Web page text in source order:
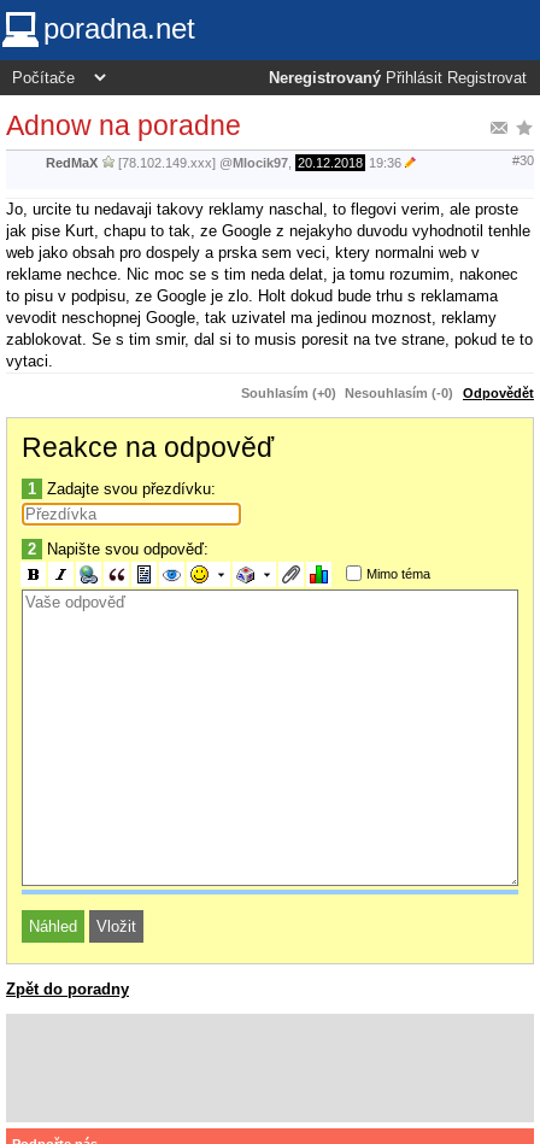
poradna.net
Neregistrovaný Přihlásit Registrovat
Adnow na poradne
RedMaX [78.102.149.xxx] @Mlocik97 20.12.2018 19:36 #30
Jo, urcite tu nedavaji takovy reklamy naschal, to flegovi verim, ale proste
jak pise Kurt, chapu to tak, ze Google z nejakyho duvodu vyhodnotil tenhle
web jako obsah pro dospely a prska sem veci, ktery normalni web v
reklame nechce. Nic moc se s tim neda delat, ja tomu rozumim, nakonec
to pisu v podpisu, ze Google je zlo. Holt dokud bude trhu s reklamama
vevodit neschopnej Google, tak uzivatel ma jedinou moznost, reklamy
zablokovat. Se s tim smir, dal si to musis poresit na tve strane, pokud te to
vytaci.
Souhlasím (+0) Nesouhlasím (-0) Odpovědět
Reakce na odpověď
1 Zadajte svou přezdívku:
2 Napište svou odpověď:
Mimo téma
Zpět do poradny